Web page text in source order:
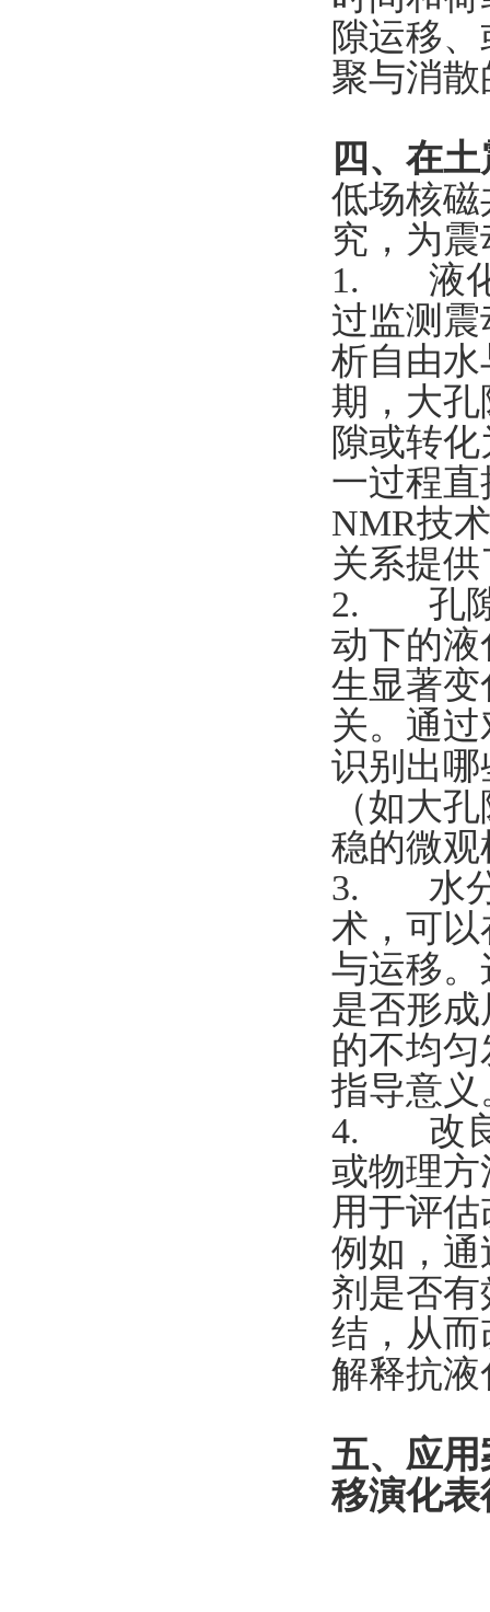
隙运移
聚与消
四、在
低场核
究，为
1. 液化
过监测
析自由
期，大
隙或转
一过程
NMR技
关系提
2. 孔隙
动下的
生显著
关。通
识别出
（如大
稳的微观
3. 水分
术，可
与运移
是否形
的不均
指导意义
4. 改良
或物理
用于评
例如，
剂是否
结，从
解释抗
五、应
移演化表